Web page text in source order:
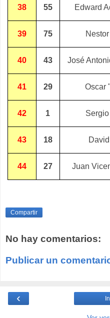
38 55 Edward
39 75
40 43 José
41 29 Oscar
42 1
43 18
44 27 Juan
Compartir
No hay comentarios:
Publicar un
‹